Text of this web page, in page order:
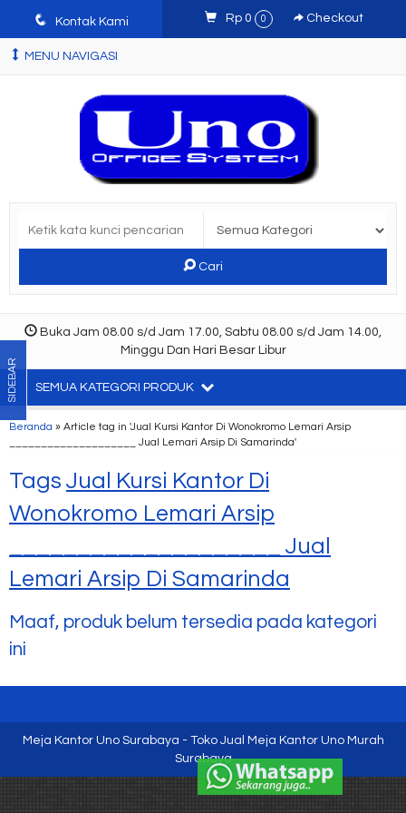
q Kontak Kami Rp 0 0 Checkout
MENU NAVIGASI
Cari
Buka Jam 08.00 s/d Jam 17.00, Sabtu 08.00 s/d Jam 14.00,
Minggu Dan Hari Besar Libur
SEMUA KATEGORI PRODUK
Beranda » Article tag in 'Jual Kursi Kantor Di Wonokromo Lemari Arsip
____________________ Jual Lemari Arsip Di Samarinda'
Tags Jual Kursi Kantor Di
Wonokromo Lemari Arsip
____________________ Jual
Lemari Arsip Di Samarinda
Maaf, produk belum tersedia pada kategori
ini
SIDEBAR
Meja Kantor Uno Surabaya - Toko Jual Meja Kantor Uno Murah
Surabaya